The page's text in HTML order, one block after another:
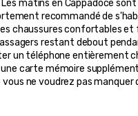
matins en Cappadoce
recommandé de
chaussures confortables
restant debout
un téléphone entièrement
carte mémoire
ne voudrez pas manquer